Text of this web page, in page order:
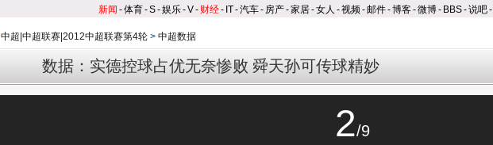
新闻 -体育-S-娱乐-V- 财经- IT-汽车- 房产-家居-女人 -视频-邮件-博客-微博- BBS-说吧-
中超|中超联赛|2012中超联赛第4轮 > 中超数据
数据：实德控球占优无奈惨败 舜天孙可传球精妙
2/9